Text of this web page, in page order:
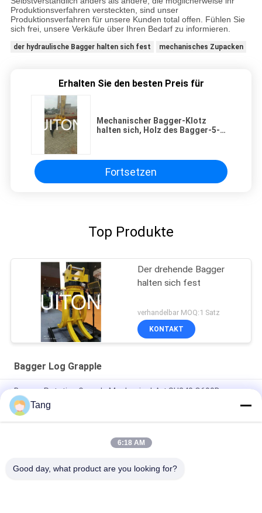
Produktionsverfahren versteckten, sind unser
Produktionsverfahren für unsere Kunden total offen. Fühlen Sie
sich frei, unsere Verkäufe über Ihren Bedarf zu informieren.
der hydraulische Bagger halten sich fest mechanisches Zupacken
Erhalten Sie den besten Preis für
Mechanischer Bagger-Klotz
halten sich, Holz des Bagger-5-
Fortsetzen
Top Produkte
Der drehende Bagger
halten sich fest
verhandelbar MOQ:1 Satz
KONTAKT
Bagger Log Grapple
Bagger-Rotating Grapple Mechanical-Art SH240 Q690D
1-10 Tonnen des Bagger-Rotating Grapple For Volvo EC80
EC100
Das gelbe Bagger-Drehen Q345B 50t hydraulisch halten sich
Tang
6:18 AM
Good day, what product are you looking for?